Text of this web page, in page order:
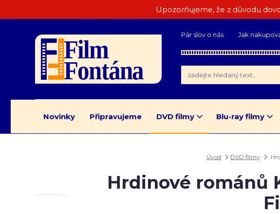
Upozorňujeme, že z důvodu
Pár slov o nás Jak
Novinky Připravujeme DVD filmy Blu-ray filmy
Úvod DVD filmy
Hrdinové románů